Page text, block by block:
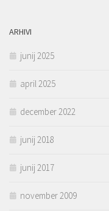
ARHIVI
junij 2025
april 2025
december 2022
junij 2018
junij 2017
november 2009